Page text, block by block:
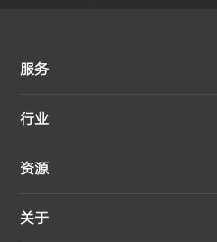
服务
行业
资源
关于